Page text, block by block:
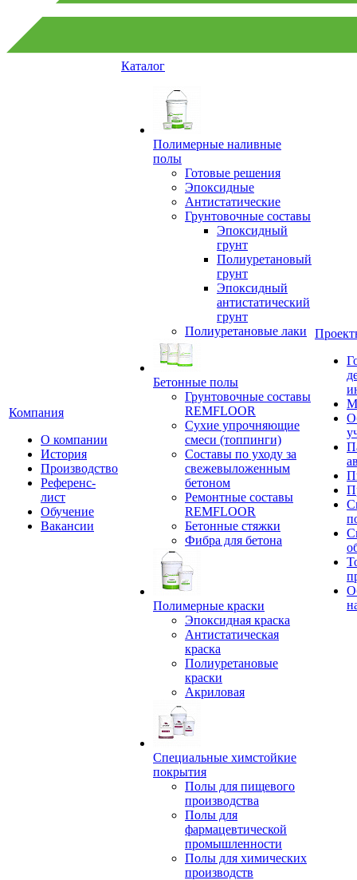
Компания
О компании
История
Производство
Референс-
лист
Обучение
Вакансии
Каталог
Полимерные наливные
полы
Готовые решения
Эпоксидные
Антистатические
Грунтовочные составы
Эпоксидный
грунт
Полиуретановый
грунт
Эпоксидный
антистатический
грунт
Полиуретановые лаки
Бетонные полы
Грунтовочные составы
REMFLOOR
Сухие упрочняющие
смеси (топпинги)
Составы по уходу за
свежевыложенным
бетоном
Ремонтные составы
REMFLOOR
Бетонные стяжки
Фибра для бетона
Полимерные краски
Эпоксидная краска
Антистатическая
краска
Полиуретановые
краски
Акриловая
Специальные химстойкие
покрытия
Полы для пищевого
производства
Полы для
фармацевтической
промышленности
Полы для химических
производств